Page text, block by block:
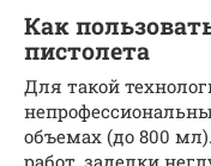
Как
пистолета
Для такой
объемах (до 800